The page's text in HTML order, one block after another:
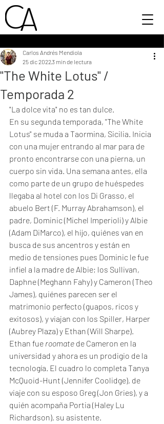
"The White Lotus" /
Temporada 2
Carlos Andrés Mendiola
25 dic 20223 min de lectura
"La dolce vita" no es tan dulce.
En su segunda temporada, "The White
Lotus" se muda a Taormina, Sicilia. Inicia
con una mujer entrando al mar para de
pronto encontrarse con una pierna, un
cuerpo sin vida. Una semana antes, ella
como parte de un grupo de huéspedes
llegaba al hotel con los Di Grasso, el
abuelo Bert (F. Murray Abrahamson), el
padre, Dominic (Michel Imperioli) y Albie
(Adam DiMarco), el hijo, quiénes van en
busca de sus ancentros y están en
medio de tensiones pues Dominic le fue
infiel a la madre de Albie; los Sullivan,
Daphne (Meghann Fahy) y Cameron (Theo
James), quiénes parecen ser el
matrimonio perfecto (guapos, ricos y
exitosos), y viajan con los Spiller, Harper
(Aubrey Plaza) y Ethan (Will Sharpe).
Ethan fue roomate de Cameron en la
universidad y ahora es un prodigio de la
tecnología. El cuadro lo completa Tanya
McQuoid-Hunt (Jennifer Coolidge), de
viaje con su esposo Greg (Jon Gries), y a
quién acompaña Portia (Haley Lu
Richardson), su asistente.